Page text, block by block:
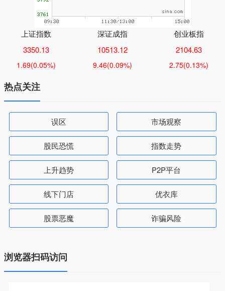
上证指数
3350.13
1.69(0.05%)
深证成指
10513.12
9.46(0.09%)
创业板指
2104.63
2.75(0.13%)
热点关注
误区 市场观察
股民恐慌 指数走势
上升趋势 P2P平台
线下门店 优衣库
股票恶魔 诈骗风险
浏览器扫码访问